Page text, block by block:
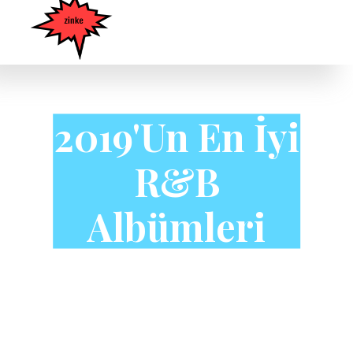
2019'un En İyi
R&B
Albümleri